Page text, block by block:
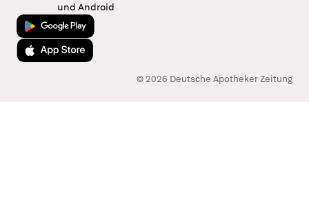
und Android
Jetzt bei Google Play
Laden im App Store
© 2026 Deutsche Apotheker Zeitung